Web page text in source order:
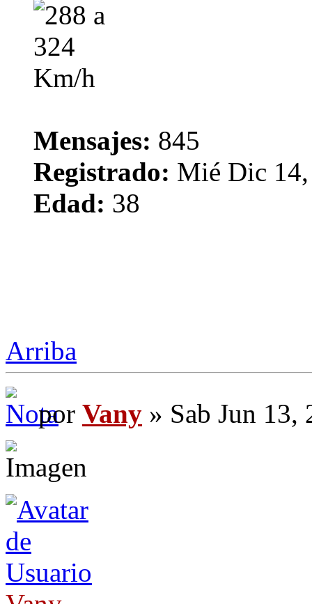
Mensajes: 845
Registrado: Mié Dic
Edad: 38
Arriba
por Vany » Sab Jun 13,